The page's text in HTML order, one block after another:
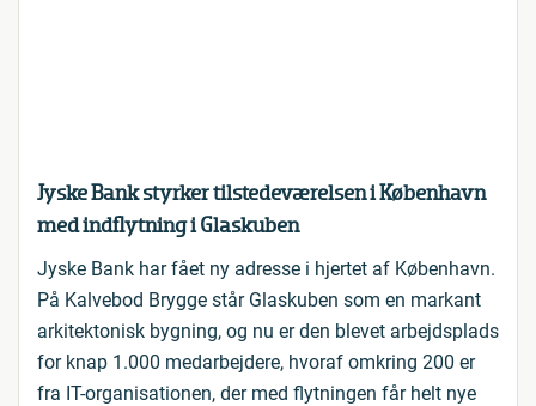
Jyske Bank styrker tilstedeværelsen i København
med indflytning i Glaskuben
Jyske Bank har fået ny adresse i hjertet af København.
På Kalvebod Brygge står Glaskuben som en markant
arkitektonisk bygning, og nu er den blevet arbejdsplads
for knap 1.000 medarbejdere, hvoraf omkring 200 er
fra IT-organisationen, der med flytningen får helt nye